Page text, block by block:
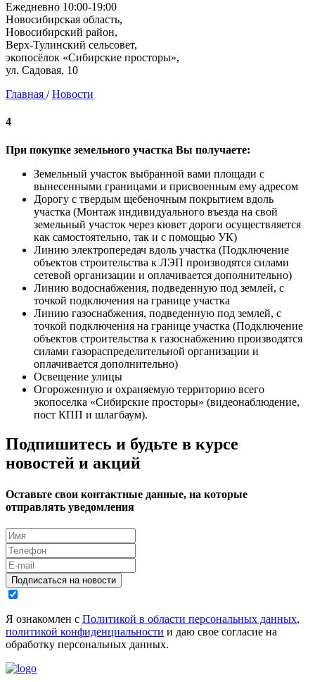
Ежедневно 10:00-19:00
Новосибирская область,
Новосибирский район,
Верх-Тулинский сельсовет,
экопосёлок «Сибирские просторы»,
ул. Садовая, 10
Главная / Новости
4
При покупке земельного участка Вы получаете:
Земельный участок выбранной вами площади с
вынесенными границами и присвоенным ему адресом
Дорогу с твердым щебеночным покрытием вдоль
участка (Монтаж индивидуального въезда на свой
земельный участок через кювет дороги осуществляется
как самостоятельно, так и с помощью УК)
Линию электропередач вдоль участка (Подключение
объектов строительства к ЛЭП производятся силами
сетевой организации и оплачивается дополнительно)
Линию водоснабжения, подведенную под землей, с
точкой подключения на границе участка
Линию газоснабжения, подведенную под землей, с
точкой подключения на границе участка (Подключение
объектов строительства к газоснабжению производятся
силами газораспределительной организации и
оплачивается дополнительно)
Освещение улицы
Огороженную и охраняемую территорию всего
экопоселка «Сибирские просторы» (видеонаблюдение,
пост КПП и шлагбаум).
Подпишитесь и будьте в курсе
новостей и акций
Оставьте свои контактные данные, на которые
отправлять уведомления
Подписаться на новости
Я ознакомлен с Политикой в области персональных данных,
политикой конфиденциальности и даю свое согласие на
обработку персональных данных.